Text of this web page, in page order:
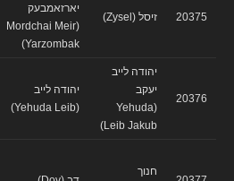
20375 זיסל (Zysel)
יארזאמבעק
(Mordchai Meir
Yarzombak)
20376
יהודה לייב
(Yehuda
Leib Jakub)
יהודה לייב